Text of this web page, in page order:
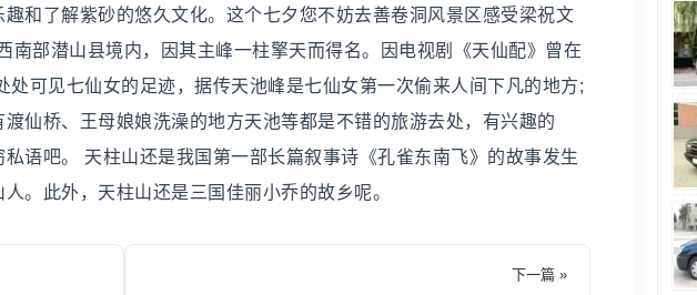
和了解紫砂的悠久文化。这个七夕您不妨去善卷洞风景区感受梁祝文
南部潜山县境内，因其主峰一柱擎天而得名。因电视剧《天仙配》曾在
处可见七仙女的足迹，据传天池峰是七仙女第一次偷来人间下凡的地方;
仙桥、王母娘娘洗澡的地方天池等都是不错的旅游去处，有兴趣的
语吧。 天柱山还是我国第一部长篇叙事诗《孔雀东南飞》的故事发生
。此外，天柱山还是三国佳丽小乔的故乡呢。
下一篇 »